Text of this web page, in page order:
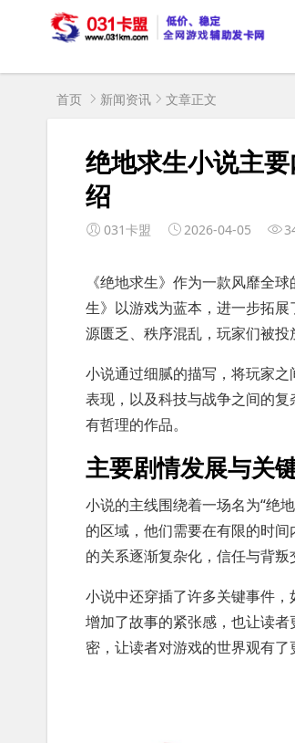
首页 新闻资讯 文章正文
绝地求生小说主
绍
031卡盟 2026-04-05
《绝地求生》作为一款风靡全
生》以游戏为蓝本，进一步拓
源匮乏、秩序混乱，玩家们被投
小说通过细腻的描写，将玩家
表现，以及科技与战争之间的
有哲理的作品。
主要剧情发展与关
小说的主线围绕着一场名为“绝
的区域，他们需要在有限的时
的关系逐渐复杂化，信任与背叛
小说中还穿插了许多关键事件
增加了故事的紧张感，也让读
密，让读者对游戏的世界观有了